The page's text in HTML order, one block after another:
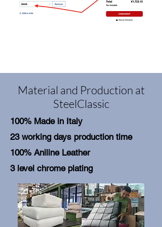
Material and Production at
SteelClassic
100% Made in Italy
23 working days production time
100% Aniline Leather
3 level chrome plating